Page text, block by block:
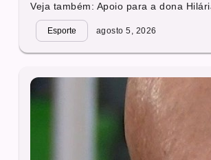
Veja também: Apoio para a dona
Esporte agosto 5, 2026